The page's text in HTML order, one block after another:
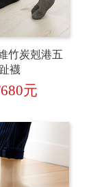
竹炭剋港五
趾襪
元